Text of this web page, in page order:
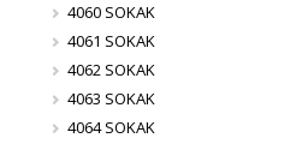
4060 SOKAK
4061 SOKAK
4062 SOKAK
4063 SOKAK
4064 SOKAK